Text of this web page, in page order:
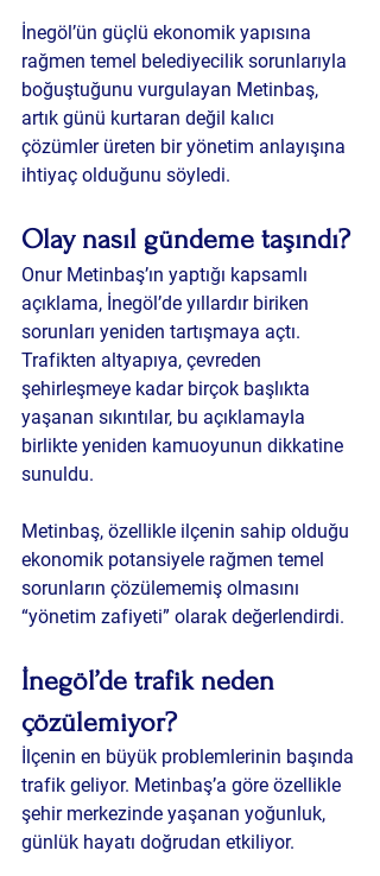
İnegöl’ün güçlü ekonomik yapısına
rağmen temel belediyecilik sorunlarıyla
boğuştuğunu vurgulayan Metinbaş,
artık günü kurtaran değil kalıcı
çözümler üreten bir yönetim anlayışına
ihtiyaç olduğunu söyledi.
Olay nasıl gündeme taşındı?
Onur Metinbaş’ın yaptığı kapsamlı
açıklama, İnegöl’de yıllardır biriken
sorunları yeniden tartışmaya açtı.
Trafikten altyapıya, çevreden
şehirleşmeye kadar birçok başlıkta
yaşanan sıkıntılar, bu açıklamayla
birlikte yeniden kamuoyunun dikkatine
sunuldu.
Metinbaş, özellikle ilçenin sahip olduğu
ekonomik potansiyele rağmen temel
sorunların çözülememiş olmasını
“yönetim zafiyeti” olarak değerlendirdi.
İnegöl’de trafik neden
çözülemiyor?
İlçenin en büyük problemlerinin başında
trafik geliyor. Metinbaş’a göre özellikle
şehir merkezinde yaşanan yoğunluk,
günlük hayatı doğrudan etkiliyor.